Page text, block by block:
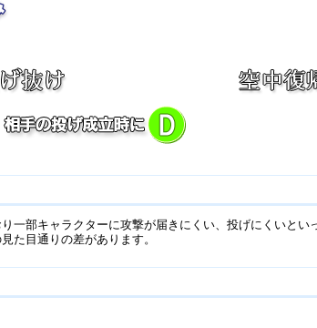
一部キャラクターに攻撃が届きにくい、投げにくいとい
た目通りの差があります。